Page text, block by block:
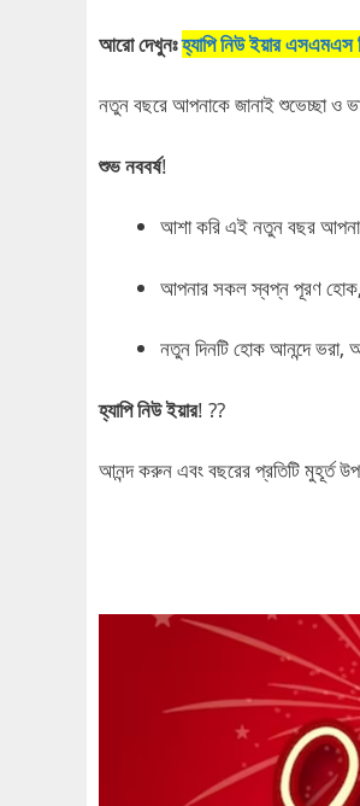
আরো দেখুনঃহ্যাপি নিউ ইয়ার
নতুন বছরে আপনাকে জানাই শুভেচ্ছা ও
শুভ নববর্ষ!
আশা করি এই নতুন বছর
আপনার সকল স্বপ্ন পূরণ
নতুন দিনটি হোক আনন্দে
হ্যাপি নিউ ইয়ার! ??
আনন্দ করুন এবং বছরের প্রতিটি মুহূর্ত